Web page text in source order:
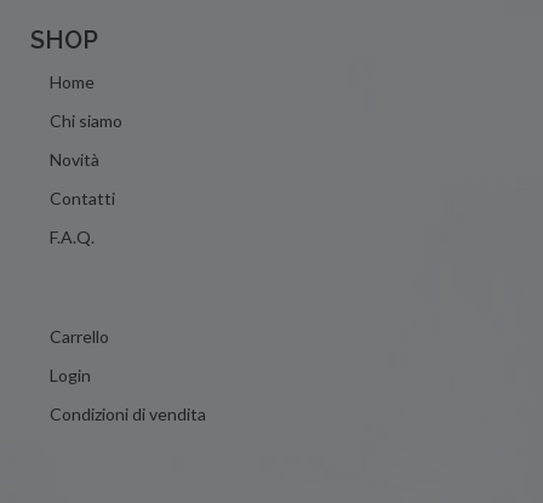
SHOP
Home
Chi siamo
Novità
Contatti
F.A.Q.
Carrello
Login
Condizioni di vendita